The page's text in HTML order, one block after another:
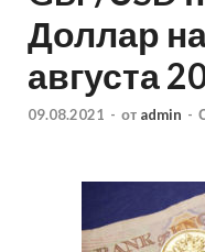
Доллар
августа
09.08.2021 - от admin -